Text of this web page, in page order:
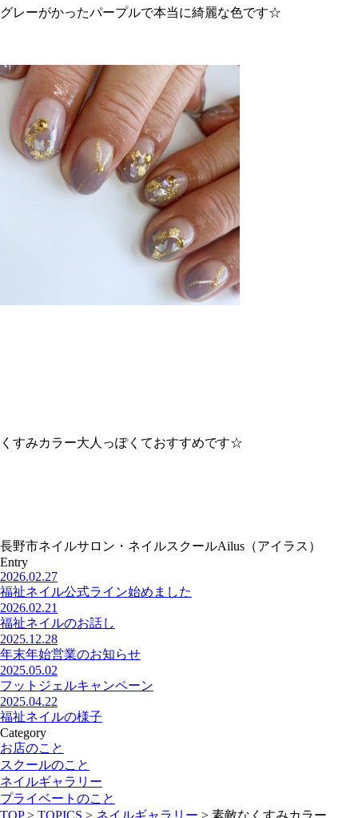
グレーがかったパープルで本当に綺麗な色です☆
くすみカラー大人っぽくておすすめです☆
長野市ネイルサロン・ネイルスクールAilus（アイラス）
Entry
2026.02.27
福祉ネイル公式ライン始めました
2026.02.21
福祉ネイルのお話し
2025.12.28
年末年始営業のお知らせ
2025.05.02
フットジェルキャンペーン
2025.04.22
福祉ネイルの様子
Category
お店のこと
スクールのこと
ネイルギャラリー
プライベートのこと
TOP> TOPICS > ネイルギャラリー > 素敵なくすみカラー